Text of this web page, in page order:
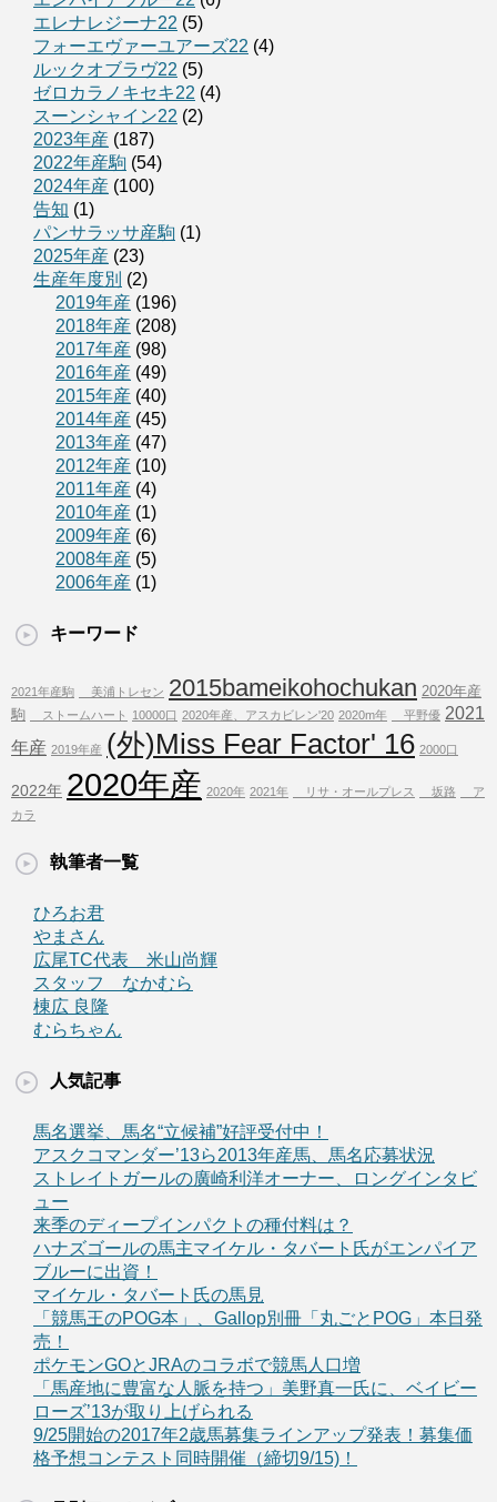
エレナレジーナ22 (5)
フォーエヴァーユアーズ22 (4)
ルックオブラヴ22 (5)
ゼロカラノキセキ22 (4)
スーンシャイン22 (2)
2023年産 (187)
2022年産駒 (54)
2024年産 (100)
告知 (1)
パンサラッサ産駒 (1)
2025年産 (23)
生産年度別 (2)
2019年産 (196)
2018年産 (208)
2017年産 (98)
2016年産 (49)
2015年産 (40)
2014年産 (45)
2013年産 (47)
2012年産 (10)
2011年産 (4)
2010年産 (1)
2009年産 (6)
2008年産 (5)
2006年産 (1)
キーワード
2021年産駒 美浦トレセン 2015bameikohochukan 2020年産
駒
ストームハート 10000口 2020年産、アスカビレン'20 2020m年 平野優 2021
年産 2019年産 (外)Miss Fear Factor' 16 2000口
2022年 2020年産 2020年 2021年 リサ・オールプレス 坂路
ア
カラ
執筆者一覧
ひろお君
やまさん
広尾TC代表 米山尚輝
スタッフ なかむら
棟広 良隆
むらちゃん
人気記事
馬名選挙、馬名“立候補”好評受付中！
アスクコマンダー’13ら2013年産馬、馬名応募状況
ストレイトガールの廣崎利洋オーナー、ロングインタビ
ュー
来季のディープインパクトの種付料は？
ハナズゴールの馬主マイケル・タバート氏がエンパイア
ブルーに出資！
マイケル・タバート氏の馬見
「競馬王のPOG本」、Gallop別冊「丸ごとPOG」本日発
売！
ポケモンGOとJRAのコラボで競馬人口増
「馬産地に豊富な人脈を持つ」美野真一氏に、ベイビー
ローズ’13が取り上げられる
9/25開始の2017年2歳馬募集ラインアップ発表！募集価
格予想コンテスト同時開催（締切9/15)！